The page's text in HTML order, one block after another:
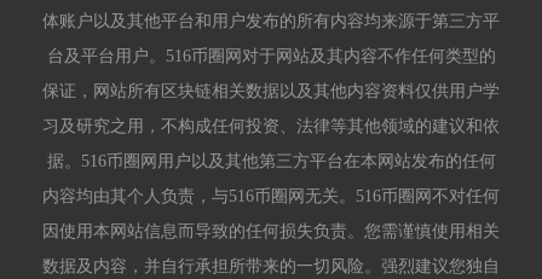
体账户以及其他平台和用户发布的所有内容均来源于第三方平
台及平台用户。516币圈网对于网站及其内容不作任何类型的
保证，网站所有区块链相关数据以及其他内容资料仅供用户学
习及研究之用，不构成任何投资、法律等其他领域的建议和依
据。516币圈网用户以及其他第三方平台在本网站发布的任何
内容均由其个人负责，与516币圈网无关。516币圈网不对任何
因使用本网站信息而导致的任何损失负责。您需谨慎使用相关
数据及内容，并自行承担所带来的一切风险。强烈建议您独自